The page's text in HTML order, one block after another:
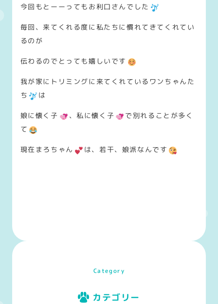
今回もとーーってもお利口さんでした
毎回、来てくれる度に私たちに慣れてきてくれてい
るのが
伝わるのでとっても嬉しいです
我が家にトリミングに来てくれているワンちゃんた
ち
は
娘に懐く子 、私に懐く子
で別れることが多く
て
現在まろちゃん は、若干、娘派なんです
Category
カテゴリー